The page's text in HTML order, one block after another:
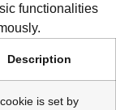
functionalities
Description
is set by